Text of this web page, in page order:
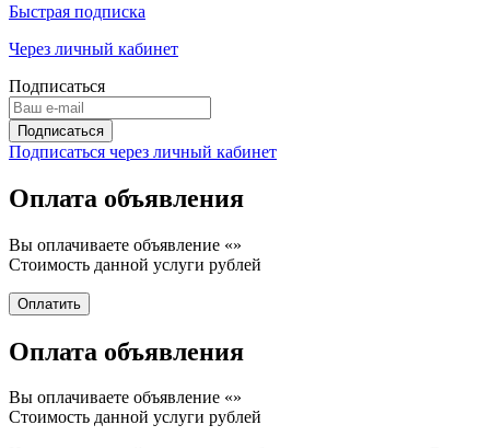
Быстрая подписка
Через личный кабинет
Подписаться
Подписаться через личный кабинет
Оплата объявления
Вы оплачиваете объявление «»
Стоимость данной услуги рублей
Оплата объявления
Вы оплачиваете объявление «»
Стоимость данной услуги рублей